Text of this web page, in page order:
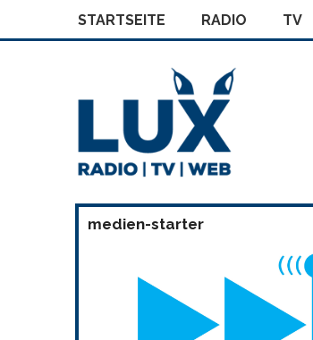
STARTSEITE RADIO TV
medien-starter